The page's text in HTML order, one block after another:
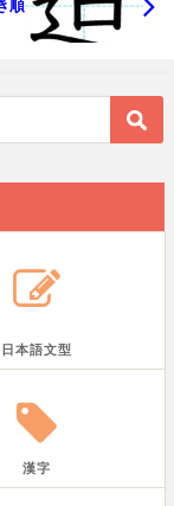
順
日本語文型
漢字